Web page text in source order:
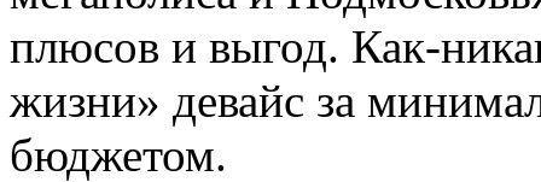
плюсов и выгод. Как-
жизни» девайс за
бюджетом.